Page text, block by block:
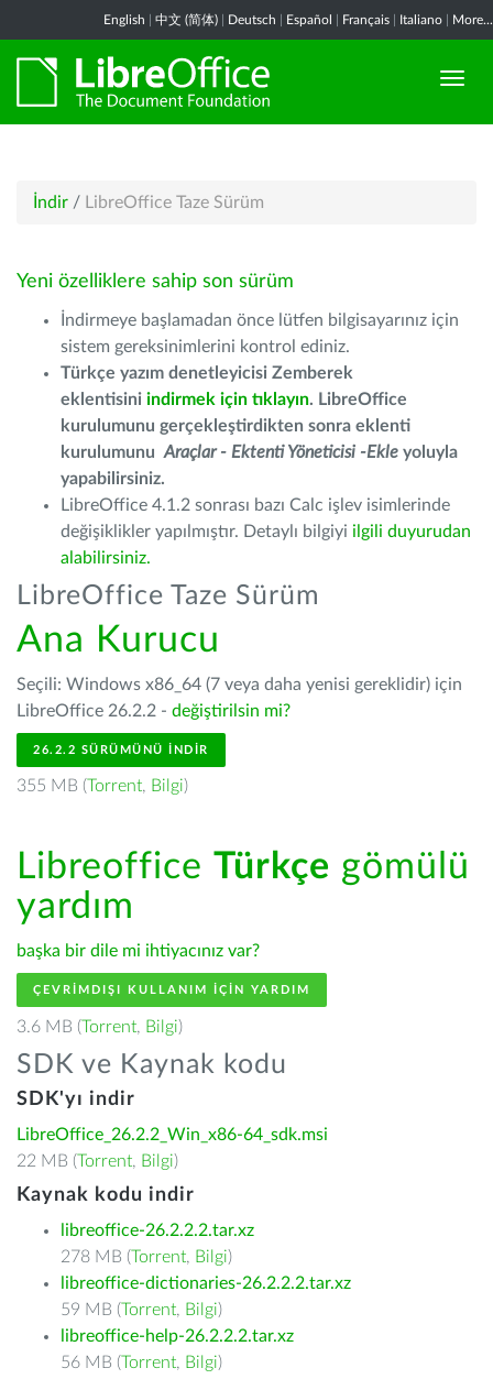
English 中文 (简体) Deutsch Español Français Italiano More...
İndir / LibreOffice Taze Sürüm
Yeni özelliklere sahip son sürüm
İndirmeye başlamadan önce lütfen bilgisayarınız için
sistem gereksinimlerini kontrol ediniz.
Türkçe yazım denetleyicisi Zemberek
eklentisini indirmek için tıklayın. LibreOffice
kurulumunu gerçekleştirdikten sonra eklenti
kurulumunu Araçlar - Ektenti Yöneticisi -Ekle yoluyla
yapabilirsiniz.
LibreOffice 4.1.2 sonrası bazı Calc işlev isimlerinde
değişiklikler yapılmıştır. Detaylı bilgiyi ilgili duyurudan
alabilirsiniz.
LibreOffice Taze Sürüm
Ana Kurucu
Seçili: Windows x86_64 (7 veya daha yenisi gereklidir) için
LibreOffice 26.2.2 - değiştirilsin mi?
26.2.2 SÜRÜMÜNÜ İNDIR
355 MB (Torrent, Bilgi)
Libreoffice Türkçe gömülü
yardım
başka bir dile mi ihtiyacınız var?
ÇEVRIMDIŞI KULLANIM IÇIN YARDIM
3.6 MB (Torrent, Bilgi)
SDK ve Kaynak kodu
SDK'yı indir
LibreOffice_26.2.2_Win_x86-64_sdk.msi
22 MB (Torrent, Bilgi)
Kaynak kodu indir
libreoffice-26.2.2.2.tar.xz
278 MB (Torrent, Bilgi)
libreoffice-dictionaries-26.2.2.2.tar.xz
59 MB (Torrent, Bilgi)
libreoffice-help-26.2.2.2.tar.xz
56 MB (Torrent, Bilgi)